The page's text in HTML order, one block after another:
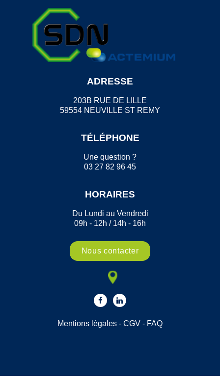
ADRESSE
203B RUE DE LILLE
59554 NEUVILLE ST REMY
TÉLÉPHONE
Une question ?
03 27 82 96 45
HORAIRES
Du Lundi au Vendredi
09h - 12h / 14h - 16h
Nous contacter
Mentions légales - CGV - FAQ